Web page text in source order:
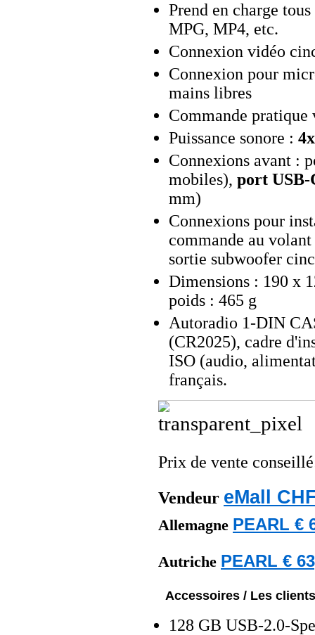
Prend en charge
MPG, MP4, etc.
Connexion vidéo
Connexion pour
mains libres
Commande
Puissance sonore :
Connexions avant :
mobiles), port USB-
mm)
Connexions pour
commande au
sortie subwoofer
Dimensions : 190 x
poids : 465 g
Autoradio 1-DIN
(CR2025), cadre
ISO (audio,
français.
Prix de vente
Vendeur eMall
Allemagne PEARL €
Autriche PEARL €
Accessoires / Les
128 GB USB-2.0-